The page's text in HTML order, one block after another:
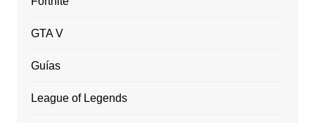
GTA V
Guías
League of Legends